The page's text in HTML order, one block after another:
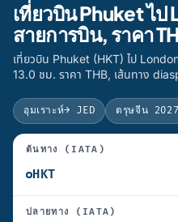
เที่ยวบิน Phuket ไ
สายการบิน, ราคา
เที่ยวบิน Phuket (HKT) ไป
13.0 ชม. ราคา THB, เส้นทาง
อุมเราะห์→ JED ตรุษจีน
ต้นทาง (IATA)
ปลายทาง (IATA)